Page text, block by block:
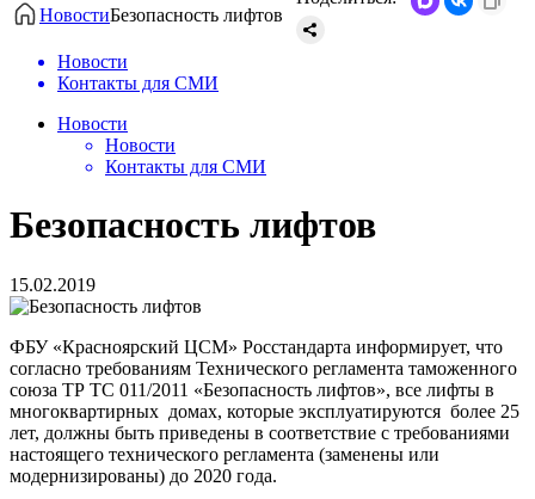
НовостиБезопасность лифтов
Новости
Контакты для СМИ
Новости
Новости
Контакты для СМИ
Безопасность лифтов
15.02.2019
ФБУ «Красноярский ЦСМ» Росстандарта информирует, что
согласно требованиям Технического регламента таможенного
союза ТР ТС 011/2011 «Безопасность лифтов», все лифты в
многоквартирных домах, которые эксплуатируются более 25
лет, должны быть приведены в соответствие с требованиями
настоящего технического регламента (заменены или
модернизированы) до 2020 года.